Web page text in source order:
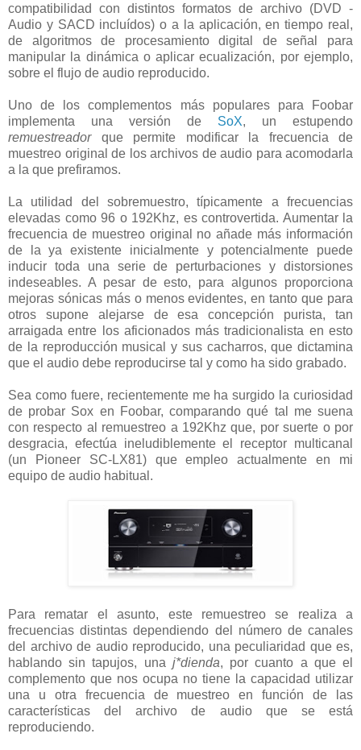
compatibilidad con distintos formatos de archivo (DVD -
Audio y SACD incluídos) o a la aplicación, en tiempo real,
de algoritmos de procesamiento digital de señal para
manipular la dinámica o aplicar ecualización, por ejemplo,
sobre el flujo de audio reproducido.
Uno de los complementos más populares para Foobar
implementa una versión de SoX, un estupendo
remuestreadorque permite modificar la frecuencia de
muestreo original de los archivos de audio para acomodarla
a la que prefiramos.
La utilidad del sobremuestro, típicamente a frecuencias
elevadas como 96 o 192Khz, es controvertida. Aumentar la
frecuencia de muestreo original no añade más información
de la ya existente inicialmente y potencialmente puede
inducir toda una serie de perturbaciones y distorsiones
indeseables. A pesar de esto, para algunos proporciona
mejoras sónicas más o menos evidentes, en tanto que para
otros supone alejarse de esa concepción purista, tan
arraigada entre los aficionados más tradicionalista en esto
de la reproducción musical y sus cacharros, que dictamina
que el audio debe reproducirse tal y como ha sido grabado.
Sea como fuere, recientemente me ha surgido la curiosidad
de probar Sox en Foobar, comparando qué tal me suena
con respecto al remuestreo a 192Khz que, por suerte o por
desgracia, efectúa ineludiblemente el receptor multicanal
(un Pioneer SC-LX81) que empleo actualmente en mi
equipo de audio habitual.
Para rematar el asunto, este remuestreo se realiza a
frecuencias distintas dependiendo del número de canales
del archivo de audio reproducido, una peculiaridad que es,
hablando sin tapujos, una j*dienda, por cuanto a que el
complemento que nos ocupa no tiene la capacidad utilizar
una u otra frecuencia de muestreo en función de las
características del archivo de audio que se está
reproduciendo.